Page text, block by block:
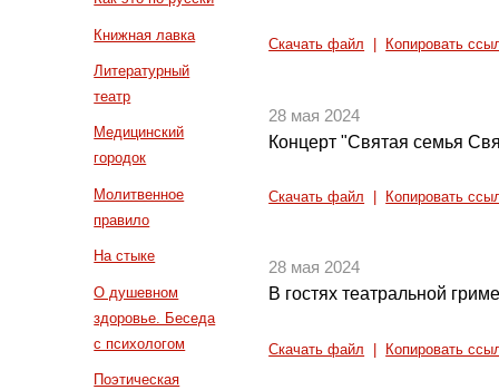
Книжная лавка
Литературный
театр
Медицинский
городок
Молитвенное
правило
На стыке
О душевном
здоровье. Беседа
с психологом
Поэтическая
Скачать файл Копировать
28 мая 2024
Концерт "Святая семья
Скачать файл Копировать
28 мая 2024
В гостях театральной
Скачать файл Копировать